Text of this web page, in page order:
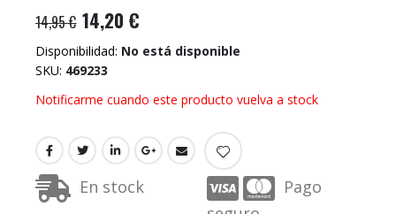
14,95 € 14,20 €
Disponibilidad: No está disponible
SKU 469233
Notificarme cuando este producto vuelva a stock
En stock
Pago